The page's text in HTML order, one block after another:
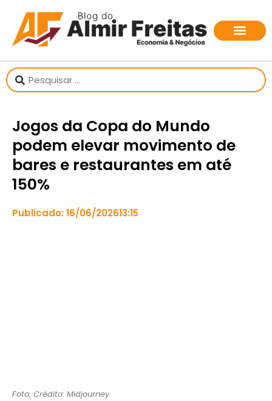
Jogos da Copa do Mundo
podem elevar movimento de
bares e restaurantes em até
150%
Publicado:16/06/202613:15
Foto: Crédito: Midjourney